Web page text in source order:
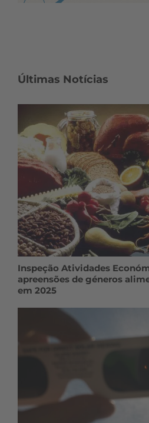
Últimas Notícias
Inspeção Atividades
apreensões de géneros
em 2025